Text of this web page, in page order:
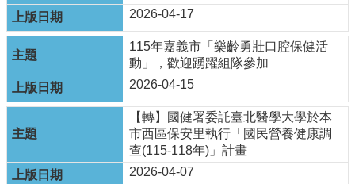
資
訊
公
告
訊
服
務
專
2026-04-17
115年嘉義市「樂齡勇壯口腔保健活
動」，歡迎踴躍組隊參加
2026-04-15
【轉】國健署委託臺北醫學大學於本
市西區保安里執行「國民營養健康調
查(115-118年)」計畫
2026-04-07